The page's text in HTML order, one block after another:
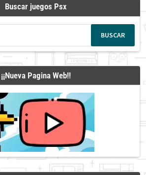
Buscar juegos Psx
¡¡Nueva Pagina Web!!